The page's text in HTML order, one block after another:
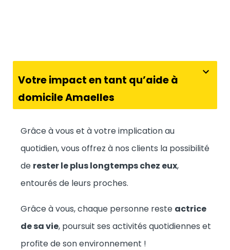
Votre impact en tant qu’aide à
domicile Amaelles
Grâce à vous et à votre implication au
quotidien, vous offrez à nos clients la possibilité
de rester le plus longtemps chez eux,
entourés de leurs proches.
Grâce à vous, chaque personne reste actrice
de sa vie, poursuit ses activités quotidiennes et
profite de son environnement !